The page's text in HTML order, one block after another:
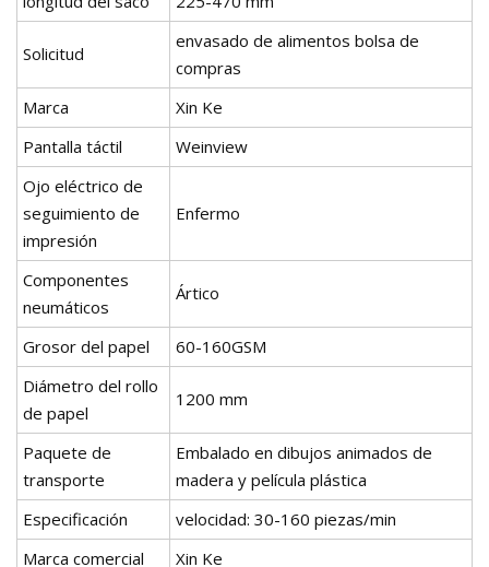
Solicitud
envasado de alimentos bolsa de
compras
Marca
Xin Ke
Pantalla táctil
Weinview
Ojo eléctrico de
seguimiento de
impresión
Enfermo
Componentes
neumáticos
Ártico
Grosor del papel
60-160GSM
Diámetro del rollo
de papel
1200 mm
Paquete de
transporte
Embalado en dibujos animados de
madera y película plástica
Especificación
velocidad: 30-160 piezas/min
Marca comercial
Xin Ke